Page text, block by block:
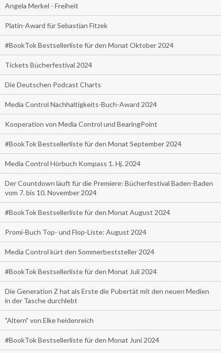
Angela Merkel - Freiheit
Platin-Award für Sebastian Fitzek
#BookTok Bestsellerliste für den Monat Oktober 2024
Tickets Bücherfestival 2024
Die Deutschen Podcast Charts
Media Control Nachhaltigkeits-Buch-Award 2024
Kooperation von Media Control und BearingPoint
#BookTok Bestsellerliste für den Monat September 2024
Media Control Hörbuch Kompass 1. Hj. 2024
Der Countdown läuft für die Premiere: Bücherfestival Baden-Baden
vom 7. bis 10. November 2024
#BookTok Bestsellerliste für den Monat August 2024
Promi-Buch Top- und Flop-Liste: August 2024
Media Control kürt den Sommerbeststeller 2024
#BookTok Bestsellerliste für den Monat Juli 2024
Die Generation Z hat als Erste die Pubertät mit den neuen Medien
in der Tasche durchlebt
"Altern" von Elke heidenreich
#BookTok Bestsellerliste für den Monat Juni 2024